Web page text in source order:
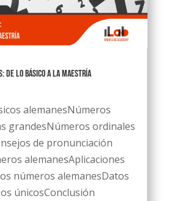
De lo básico a la maestría
alemanesNúmeros
grandesNúmeros ordinales
de pronunciación
alemanesAplicaciones
números alemanesDatos
únicosConclusión